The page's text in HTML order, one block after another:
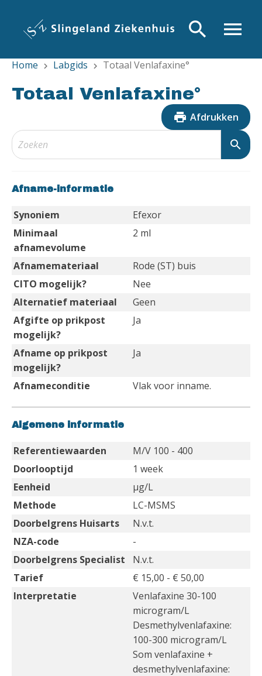
inhoud
menu
search
Home chevron_right Labgids chevron_right Totaal Venlafaxine°
Totaal Venlafaxine°
print Afdrukken
search
Afname-informatie
Synoniem
Efexor
Minimaal
afnamevolume
2 ml
Afnamemateriaal
Rode (ST) buis
CITO mogelijk?
Nee
Alternatief materiaal
Geen
Afgifte op prikpost
mogelijk?
Ja
Afname op prikpost
mogelijk?
Ja
Afnameconditie Vlak voor inname.
Algemene informatie
Referentiewaarden
M/V 100 - 400
Doorlooptijd
1 week
Eenheid
µg/L
Methode
LC-MSMS
Doorbelgrens Huisarts
N.v.t.
NZA-code
-
Doorbelgrens Specialist
N.v.t.
Tarief
€ 15,00 - € 50,00
Interpretatie
Venlafaxine 30-100
microgram/L
Desmethylvenlafaxine:
100-300 microgram/L
Som venlafaxine +
desmethylvenlafaxine: